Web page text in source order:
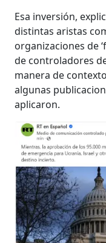
Esa inversión,
distintas aristas
organizaciones de
de controladores
manera de
algunas
aplicaron.